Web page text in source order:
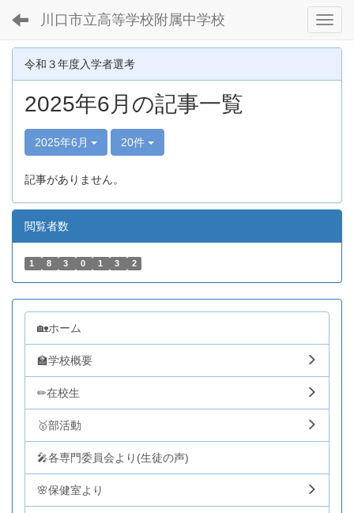
川口市立高等学校附属中学校
令和３年度入学者選考
2025年6月の記事一覧
2025年6月 20件
記事がありません。
閲覧者数
1 8 3 0 1 3 2
🏡ホーム
🏫学校概要
✏在校生
🥇部活動
🎤各専門委員会より(生徒の声)
🌸保健室より